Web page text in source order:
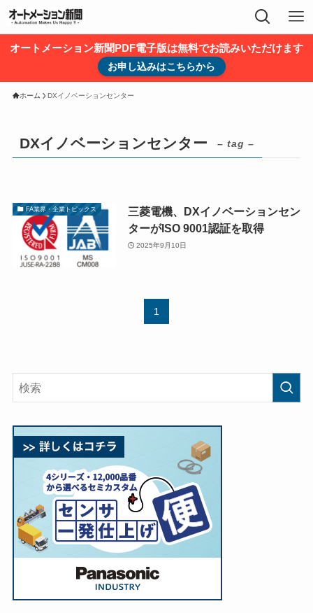
オートメーション新聞PDF電子版は無料でお読みいただけます
お申し込みはこちらから
ホーム DXイノベーションセンター
DXイノベーションセンター – tag –
FA業界・企業トピックス
三菱電機、DXイノベーションセン
ターがISO 9001認証を取得
2025年9月10日
1